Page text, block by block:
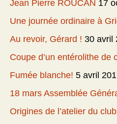
Jean Pierre ROUCAN 17
Une journée ordinaire à
Au revoir, Gérard ! 30 avril
Coupe d’un entérolithe de
Fumée blanche! 5 avril
18 mars Assemblée
Origines de l’atelier du club